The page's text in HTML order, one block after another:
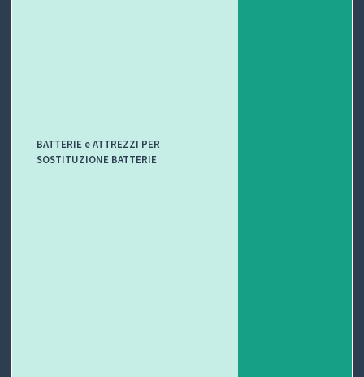
BATTERIE e ATTREZZI PER
SOSTITUZIONE BATTERIE